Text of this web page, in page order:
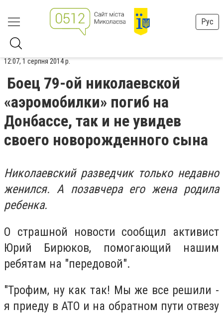
Рус
12:07, 1 серпня 2014 р.
Боец 79-ой николаевской
«аэромобилки» погиб на
Донбассе, так и не увидев
своего новорожденного сына
Николаевский разведчик только недавно
женился. А позавчера его жена родила
ребенка.
О страшной новости сообщил активист
Юрий Бирюков, помогающий нашим
ребятам на "передовой".
"Трофим, ну как так! Мы же все решили -
я приеду в АТО и на обратном пути отвезу